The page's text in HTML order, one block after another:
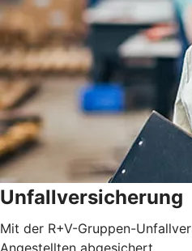
Unfallversicherung
Mit der R+V-Gruppen-
Angestellten abgesichert.